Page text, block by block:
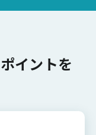
イントを